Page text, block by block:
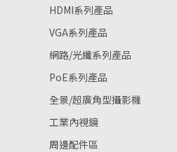
HDMI系列產品
VGA系列產品
網路/光纖系列產品
PoE系列產品
全景/超廣角型攝影機
工業內視鏡
周邊配件區